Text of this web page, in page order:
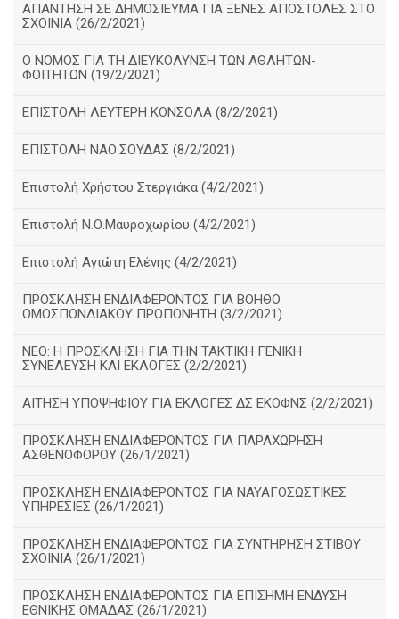
ΑΠΑΝΤΗΣΗ ΣΕ ΔΗΜΟΣΙΕΥΜΑ ΓΙΑ ΞΕΝΕΣ ΑΠΟΣΤΟΛΕΣ ΣΤΟ
ΣΧΟΙΝΙΑ (26/2/2021)
Ο ΝΟΜΟΣ ΓΙΑ ΤΗ ΔΙΕΥΚΟΛΥΝΣΗ ΤΩΝ ΑΘΛΗΤΩΝ-
ΦΟΙΤΗΤΩΝ (19/2/2021)
ΕΠΙΣΤΟΛΗ ΛΕΥΤΕΡΗ ΚΟΝΣΟΛΑ (8/2/2021)
ΕΠΙΣΤΟΛΗ ΝΑΟ.ΣΟΥΔΑΣ (8/2/2021)
Επιστολή Χρήστου Στεργιάκα (4/2/2021)
Επιστολή Ν.Ο.Μαυροχωρίου (4/2/2021)
Επιστολή Αγιώτη Ελένης (4/2/2021)
ΠΡΟΣΚΛΗΣΗ ΕΝΔΙΑΦΕΡΟΝΤΟΣ ΓΙΑ ΒΟΗΘΟ
ΟΜΟΣΠΟΝΔΙΑΚΟΥ ΠΡΟΠΟΝΗΤΗ (3/2/2021)
ΝΕΟ: Η ΠΡΟΣΚΛΗΣΗ ΓΙΑ ΤΗΝ ΤΑΚΤΙΚΗ ΓΕΝΙΚΗ
ΣΥΝΕΛΕΥΣΗ ΚΑΙ ΕΚΛΟΓΕΣ (2/2/2021)
ΑΙΤΗΣΗ ΥΠΟΨΗΦΙΟΥ ΓΙΑ ΕΚΛΟΓΕΣ ΔΣ ΕΚΟΦΝΣ (2/2/2021)
ΠΡΟΣΚΛΗΣΗ ΕΝΔΙΑΦΕΡΟΝΤΟΣ ΓΙΑ ΠΑΡΑΧΩΡΗΣΗ
ΑΣΘΕΝΟΦΟΡΟΥ (26/1/2021)
ΠΡΟΣΚΛΗΣΗ ΕΝΔΙΑΦΕΡΟΝΤΟΣ ΓΙΑ ΝΑΥΑΓΟΣΩΣΤΙΚΕΣ
ΥΠΗΡΕΣΙΕΣ (26/1/2021)
ΠΡΟΣΚΛΗΣΗ ΕΝΔΙΑΦΕΡΟΝΤΟΣ ΓΙΑ ΣΥΝΤΗΡΗΣΗ ΣΤΙΒΟΥ
ΣΧΟΙΝΙΑ (26/1/2021)
ΠΡΟΣΚΛΗΣΗ ΕΝΔΙΑΦΕΡΟΝΤΟΣ ΓΙΑ ΕΠΙΣΗΜΗ ΕΝΔΥΣΗ
ΕΘΝΙΚΗΣ ΟΜΑΔΑΣ (26/1/2021)